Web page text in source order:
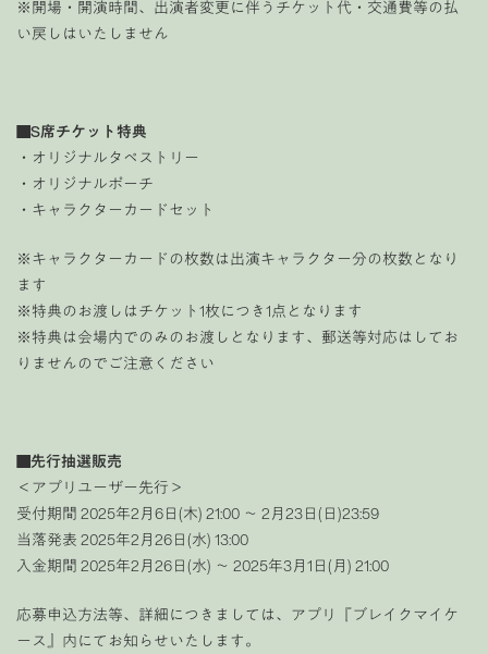
※開場・開演時間、出演者変更に伴うチケット代・交通費等の払
い戻しはいたしません
■S席チケット特典
・オリジナルタペストリー
・オリジナルポーチ
・キャラクターカードセット
※キャラクターカードの枚数は出演キャラクター分の枚数となり
ます
※特典のお渡しはチケット1枚につき1点となります
※特典は会場内でのみのお渡しとなります、郵送等対応はしてお
りませんのでご注意ください
■先行抽選販売
＜アプリユーザー先行＞
受付期間 2025年2月6日(木) 21:00 〜 2月23日(日)23:59
当落発表 2025年2月26日(水) 13:00
入金期間 2025年2月26日(水) 〜 2025年3月1日(月) 21:00
応募申込方法等、詳細につきましては、アプリ『ブレイクマイケ
ース』内にてお知らせいたします。